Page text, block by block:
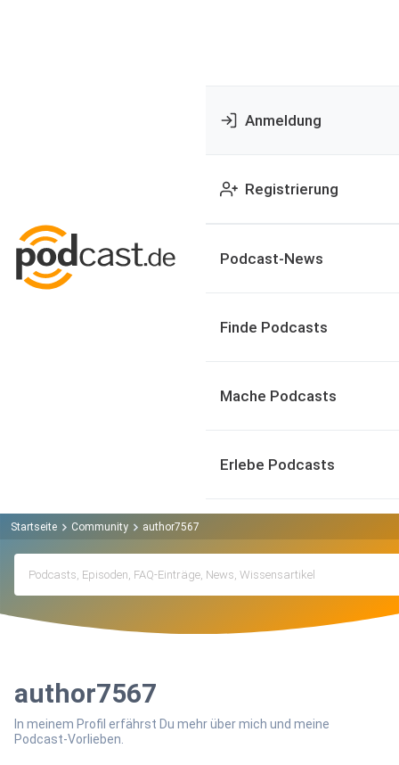
Anmeldung
Registrierung
Podcast-News
Finde Podcasts
Mache Podcasts
Erlebe Podcasts
Startseite Community author7567
author7567
In meinem Profil erfährst Du mehr über mich und meine
Podcast-Vorlieben.